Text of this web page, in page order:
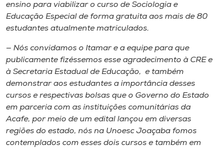
ensino para viabilizar o curso de Sociologia e
Educação Especial de forma gratuita aos mais de 80
estudantes atualmente matriculados.
— Nós convidamos o Itamar e a equipe para que
publicamente fizéssemos esse agradecimento à CRE e
à Secretaria Estadual de Educação, e também
demonstrar aos estudantes a importância desses
cursos e respectivas bolsas que o Governo do Estado
em parceria com as instituições comunitárias da
Acafe, por meio de um edital lançou em diversas
regiões do estado, nós na Unoesc Joaçaba fomos
contemplados com esses dois cursos e também em